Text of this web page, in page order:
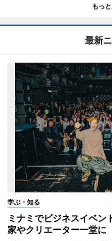
もっ
最新
学ぶ・知る
ミナミでビジネスイベ
家やクリエーター一堂に